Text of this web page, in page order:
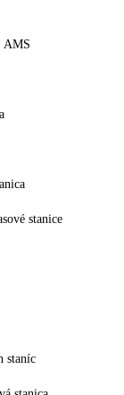
AMS
stanice
staníc